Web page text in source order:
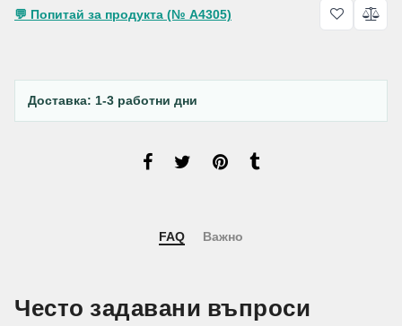
💬 Попитай за продукта (№ A4305)
Доставка: 1-3 работни дни
FAQ Важно
Често задавани въпроси